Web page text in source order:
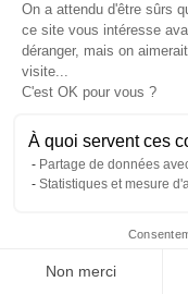
Suivez-nous
Voir toutes les
On a attendu d'être sûrs
ce site vous intéresse
déranger, mais on
visite...
C'est OK pour vous ?
À quoi servent ces
Partage de données
Statistiques et mesure
Non merci